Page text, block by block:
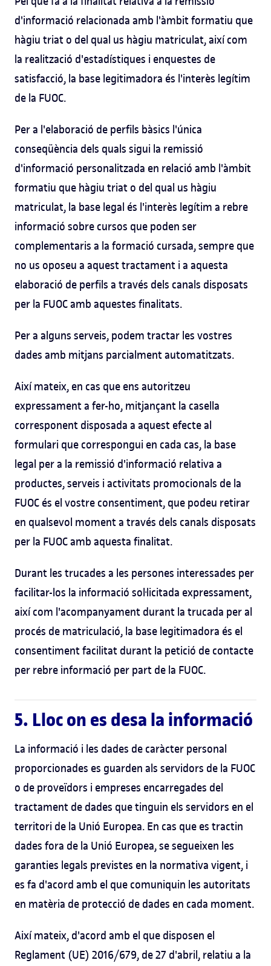
d'informació relacionada amb l'àmbit formatiu que
hàgiu triat o del qual us hàgiu matriculat, així com
la realització d'estadístiques i enquestes de
satisfacció, la base legitimadora és l'interès legítim
de la FUOC.
Per a l'elaboració de perfils bàsics l'única
conseqüència dels quals sigui la remissió
d'informació personalitzada en relació amb l'àmbit
formatiu que hàgiu triat o del qual us hàgiu
matriculat, la base legal és l'interès legítim a rebre
informació sobre cursos que poden ser
complementaris a la formació cursada, sempre que
no us oposeu a aquest tractament i a aquesta
elaboració de perfils a través dels canals disposats
per la FUOC amb aquestes finalitats.
Per a alguns serveis, podem tractar les vostres
dades amb mitjans parcialment automatitzats.
Així mateix, en cas que ens autoritzeu
expressament a fer-ho, mitjançant la casella
corresponent disposada a aquest efecte al
formulari que correspongui en cada cas, la base
legal per a la remissió d'informació relativa a
productes, serveis i activitats promocionals de la
FUOC és el vostre consentiment, que podeu retirar
en qualsevol moment a través dels canals disposats
per la FUOC amb aquesta finalitat.
Durant les trucades a les persones interessades per
facilitar-los la informació sol·licitada expressament,
així com l'acompanyament durant la trucada per al
procés de matriculació, la base legitimadora és el
consentiment facilitat durant la petició de contacte
per rebre informació per part de la FUOC.
5. Lloc on es desa la informació
La informació i les dades de caràcter personal
proporcionades es guarden als servidors de la FUOC
o de proveïdors i empreses encarregades del
tractament de dades que tinguin els servidors en el
territori de la Unió Europea. En cas que es tractin
dades fora de la Unió Europea, se segueixen les
garanties legals previstes en la normativa vigent, i
es fa d'acord amb el que comuniquin les autoritats
en matèria de protecció de dades en cada moment.
Així mateix, d'acord amb el que disposen el
Reglament (UE) 2016/679, de 27 d'abril, relatiu a la